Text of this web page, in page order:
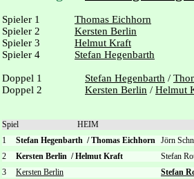
Spieler 1
Thomas Eichhorn
Spieler 2
Kersten Berlin
Spieler 3
Helmut Kraft
Spieler 4
Stefan Hegenbarth
Doppel 1 Stefan Hegenbarth /
Doppel 2
Kersten Berlin / Helmut
Spiel
HEIM
1
Stefan Hegenbarth /Thomas Eichhorn Jörn
2
Kersten Berlin /Helmut Kraft
Stefan
3
Kersten Berlin
Stefan